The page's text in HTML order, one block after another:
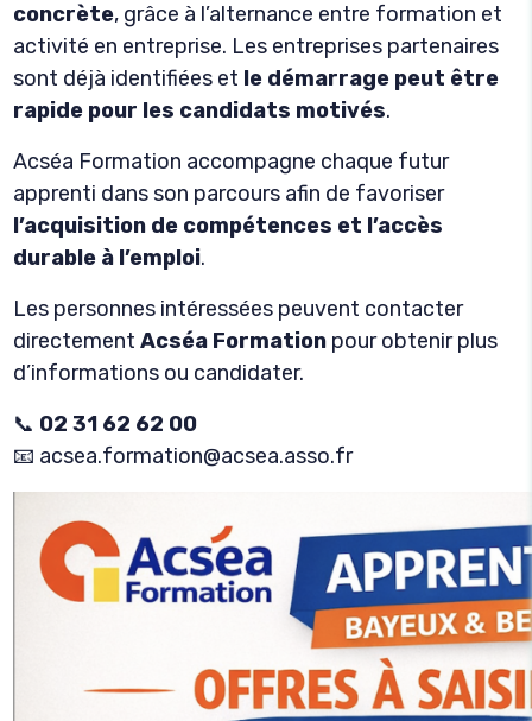
concrète, grâce à l’alternance entre formation et
activité en entreprise. Les entreprises partenaires
sont déjà identifiées et le démarrage peut être
rapide pour les candidats motivés.
Acséa Formation accompagne chaque futur
apprenti dans son parcours afin de favoriser
l’acquisition de compétences et l’accès
durable à l’emploi.
Les personnes intéressées peuvent contacter
directementAcséa Formation pour obtenir plus
d’informations ou candidater.
📞 02 31 62 62 00
📧 acsea.formation@acsea.asso.fr